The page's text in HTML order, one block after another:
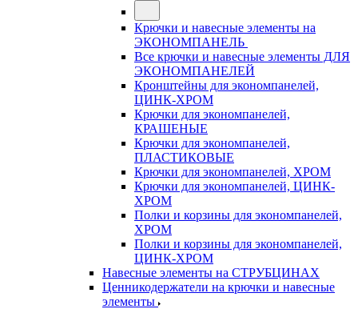
Крючки и навесные элементы на
ЭКОНОМПАНЕЛЬ
Все крючки и навесные элементы ДЛЯ
ЭКОНОМПАНЕЛЕЙ
Кронштейны для экономпанелей,
ЦИНК-ХРОМ
Крючки для экономпанелей,
КРАШЕНЫЕ
Крючки для экономпанелей,
ПЛАСТИКОВЫЕ
Крючки для экономпанелей, ХРОМ
Крючки для экономпанелей, ЦИНК-
ХРОМ
Полки и корзины для экономпанелей,
ХРОМ
Полки и корзины для экономпанелей,
ЦИНК-ХРОМ
Навесные элементы на СТРУБЦИНАХ
Ценникодержатели на крючки и навесные
элементы